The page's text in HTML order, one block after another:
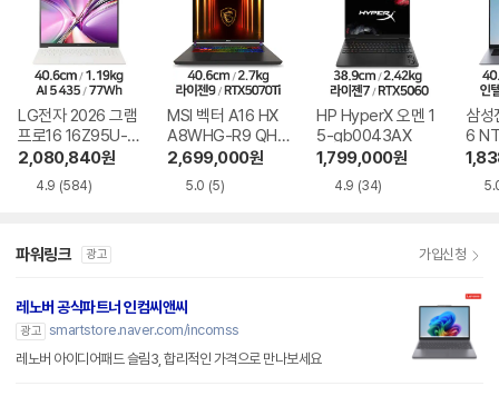
LG전자 2026 그램
프로16 16Z95U-G
S5WK
2,080,840원
4.9 (584)
MSI 벡터 A16 HX
A8WHG-R9 QHD
+
2,699,000원
5.0 (5)
HP HyperX 오멘 1
5-gb0043AX
1,799,000원
4.9 (34)
삼성
6
A
파워링크 광고 가입신청
레노버 공식파트너 인컴씨앤씨
광고 smartstore.naver.com/incomss
레노버 아이디어패드 슬림3, 합리적인 가격으로 만나보세요